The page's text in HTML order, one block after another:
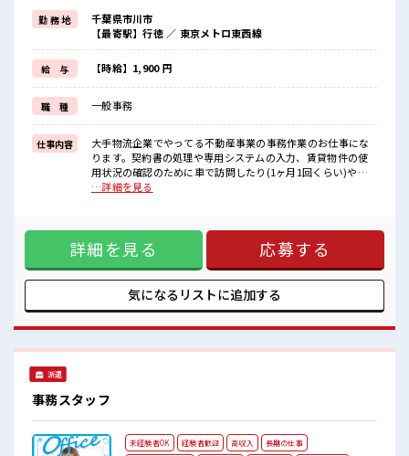
週末は家族や友人と一緒にプライベート満喫！
≪未経験OKの仕事≫
新しいことにチャレンジするのは不安だけど、
しっかり働く環境が整っています！
イチからスキルUP・ステップUP目指していきましょう！
≪自分に向いている仕事が探せる≫
困った事などがあれば、
担当がしっかりサポートします！
■職場の雰囲気
活気あふれる20代活躍中の職場です☆
休憩室で楽しくおしゃべり！
ストレス解消☆
残業はほとんどありません！
勤 務 地
千葉県市川市
【最寄駅】行徳 ／ 東京メトロ東西線
給 与 【時給】1,900 円
職 種 一般事務
仕事内容
大手物流企業でやってる不動産事業の事務作業のお仕事にな
ります。契約書の処理や専用システムの入力、賃貸物件の使
用状況の確認のために車で訪問したり(1ヶ月1回くらい)や、
テナントのオーナーさんとの連絡のやり取り、物件のクリー
事PR ≪プライベートが充実する≫ 場合によってはお願いする
こともありますが、 残業はほとんどナシ！ ≪週休2日制≫ 週
末は家族や友人と一緒にプライベート満喫！ ≪未経験OKの仕
事≫ 新しいことにチャレンジするのは不安だけど、 しっかり
働く環境が整っています！ イチからスキルUP・ステップUP
目指していきましょう！ ≪自分に向いている仕事が探せる≫
職場の雰囲気 活気あふれる20代活躍中の職場です☆ 休憩室で
楽しくおしゃべり！ ストレス解消☆ ロッカーあり！ 安心して
…詳細を見る
詳細を見る 応募する
気になるリストに追加する
派遣
事務スタッフ
未経験者OK 経験者歓迎 高収入
長期の仕事